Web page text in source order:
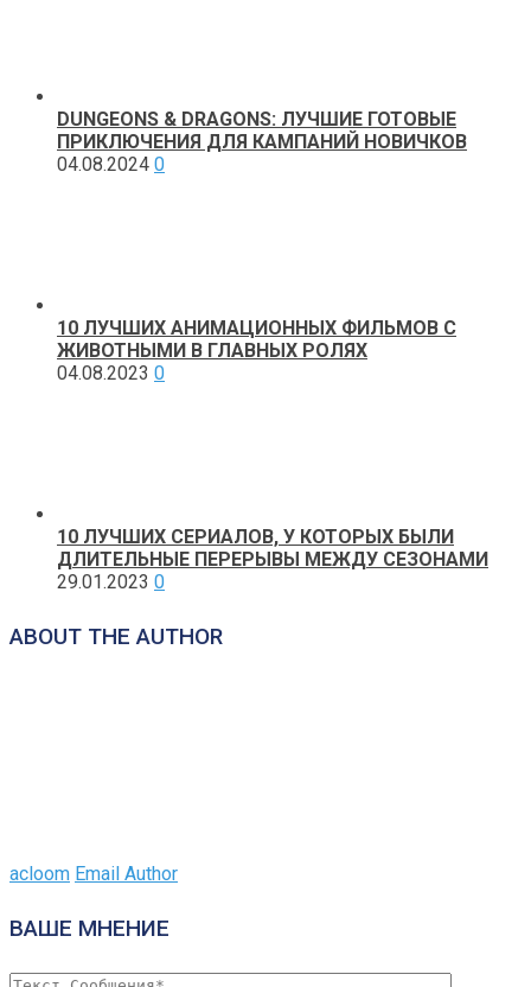
DUNGEONS & DRAGONS: ЛУЧШИЕ ГОТОВЫЕ
ПРИКЛЮЧЕНИЯ ДЛЯ КАМПАНИЙ НОВИЧКОВ
04.08.2024 0
10 ЛУЧШИХ АНИМАЦИОННЫХ ФИЛЬМОВ С
ЖИВОТНЫМИ В ГЛАВНЫХ РОЛЯХ
04.08.2023 0
10 ЛУЧШИХ СЕРИАЛОВ, У КОТОРЫХ БЫЛИ
ДЛИТЕЛЬНЫЕ ПЕРЕРЫВЫ МЕЖДУ СЕЗОНАМИ
29.01.2023 0
ABOUT THE AUTHOR
acloom Email Author
ВАШЕ МНЕНИЕ